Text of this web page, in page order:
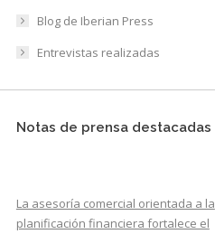
Blog de Iberian Press
Entrevistas realizadas
Notas de prensa destacadas
La asesoría comercial orientada a la
planificación financiera fortalece el